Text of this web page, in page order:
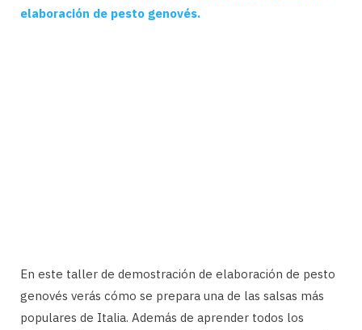
elaboración de pesto genovés.
En este taller de demostración de elaboración de pesto
genovés verás cómo se prepara una de las salsas más
populares de Italia. Además de aprender todos los